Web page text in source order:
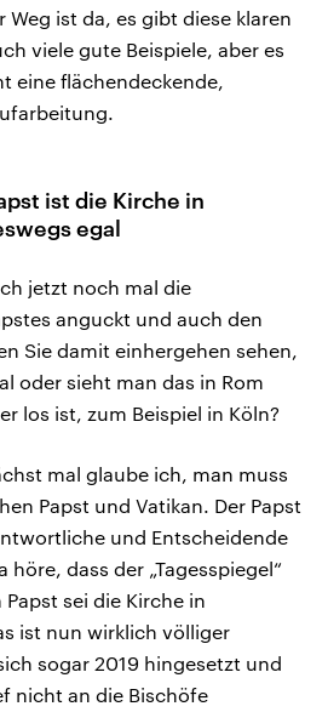
Weg ist da, es gibt diese klaren
viele gute Beispiele, aber es
eine flächendeckende,
ist die Kirche in
egal
jetzt noch mal die
anguckt und auch den
Sie damit einhergehen sehen,
oder sieht man das in Rom
los ist, zum Beispiel in Köln?
mal glaube ich, man muss
Papst und Vatikan. Der Papst
und Entscheidende
dass der „Tagesspiegel“
sei die Kirche in
ist nun wirklich völliger
sogar 2019 hingesetzt und
nicht an die Bischöfe